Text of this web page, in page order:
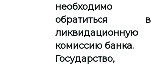
необходимо
обратиться в
ликвидационную
комиссию банка.
Государство,